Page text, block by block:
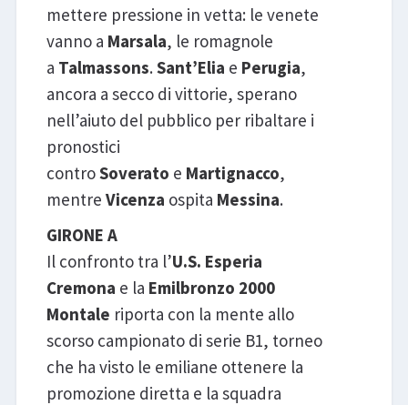
mettere pressione in vetta: le venete
vanno a Marsala, le romagnole
a Talmassons.Sant’Elia e Perugia,
ancora a secco di vittorie, sperano
nell’aiuto del pubblico per ribaltare i
pronostici
controSoverato e Martignacco,
mentre Vicenza ospita Messina.
GIRONE A
Il confronto tra l’U.S. Esperia
Cremona e la Emilbronzo 2000
Montale riporta con la mente allo
scorso campionato di serie B1, torneo
che ha visto le emiliane ottenere la
promozione diretta e la squadra